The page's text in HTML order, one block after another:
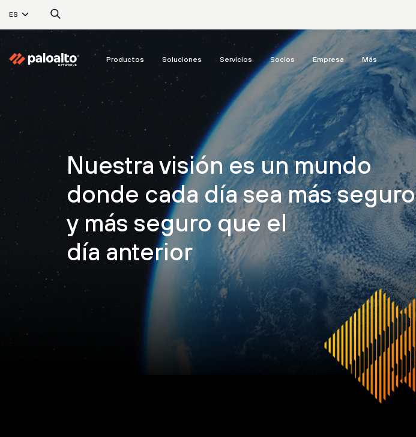
ES
Productos Soluciones Servicios Socios Empresa Más
Nuestra visión es un mundo
donde cada día sea más seguro
y más seguro que el
día anterior